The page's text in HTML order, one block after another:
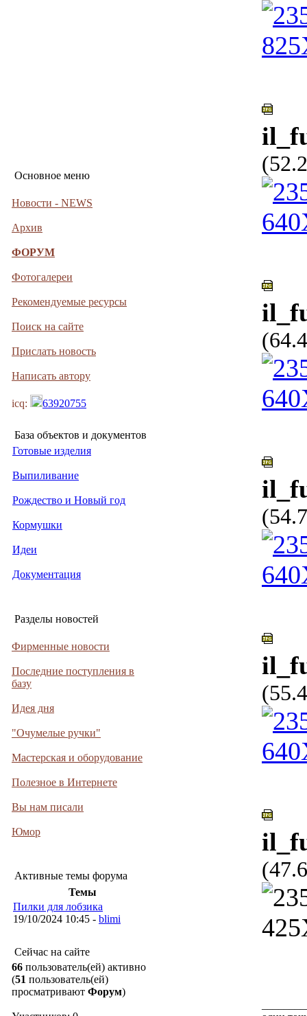
Основное меню
Новости - NEWS
Архив
ФОРУМ
Фотогалереи
Рекомендуемые ресурсы
Поиск на сайте
Прислать новость
Написать автору
icq: 63920755
База объектов и документов
Готовые изделия
Выпиливание
Рождество и Новый год
Кормушки
Идеи
Документация
Разделы новостей
Фирменные новости
Последние поступления в
базу
Идея дня
"Очумелые ручки"
Мастерская и оборудование
Полезное в Интернете
Вы нам писали
Юмор
Активные темы форума
Темы
Пилки для лобзика
19/10/2024 10:45 - blimi
Сейчас на сайте
66 пользователь(ей) активно
(51 пользователь(ей)
просматривают Форум)